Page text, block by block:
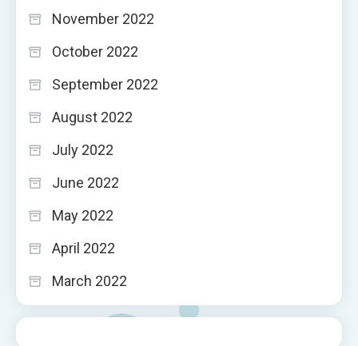
November 2022
October 2022
September 2022
August 2022
July 2022
June 2022
May 2022
April 2022
March 2022